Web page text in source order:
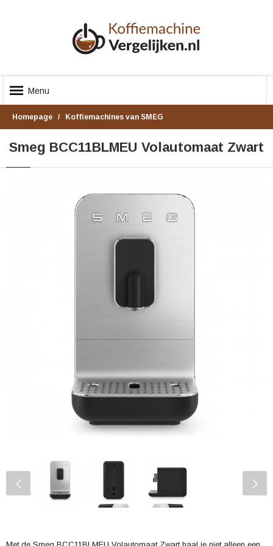
Menu
Homepage Koffiemachines van SMEG
Smeg BCC11BLMEU Volautomaat Zwart